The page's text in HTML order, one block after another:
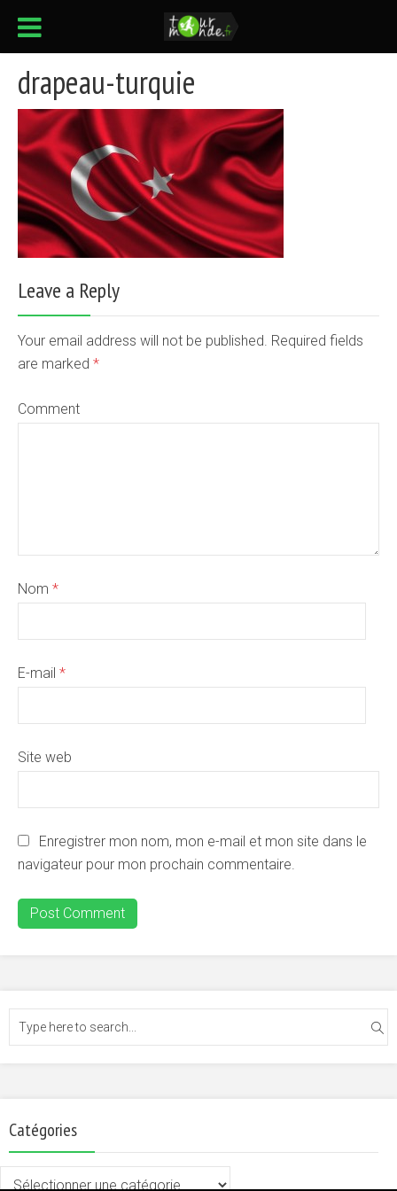
drapeau-turquie
Leave a Reply
Your email address will not be published. Required fields
are marked *
Comment
Nom *
E-mail *
Site web
Enregistrer mon nom, mon e-mail et mon site dans le
navigateur pour mon prochain commentaire.
Catégories